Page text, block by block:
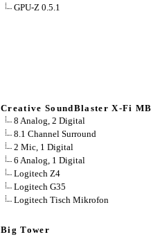
GPU-Z 0.5.1
Creative SoundBlaster X-Fi MB
8 Analog, 2 Digital
8.1 Channel Surround
2 Mic, 1 Digital
6 Analog, 1 Digital
Logitech Z4
Logitech G35
Logitech Tisch Mikrofon
Big Tower